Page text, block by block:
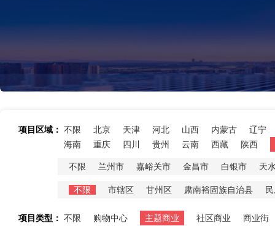
项目区域： 不限 北京 天津 河北 山西 内蒙古
辽宁
海南
重庆 四川 贵州 云南 西藏 陕西
不限 兰州市 嘉峪关市 金昌市 白银市 天
不限 市辖区 甘州区 肃南裕固族自治县
项目类型： 不限 购物中心 主题商业 社区商业 商业街